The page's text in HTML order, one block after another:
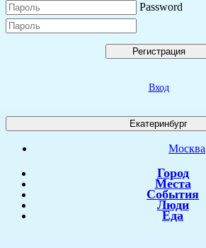
Password
Регистрация
Вход
Екатеринбург
Москва
Город
Места
События
Люди
Еда